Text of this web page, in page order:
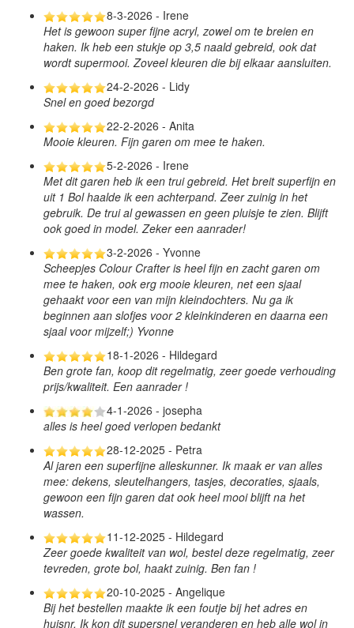
8-3-2026 - Irene
Het is gewoon super fijne acryl, zowel om te breien en
haken. Ik heb een stukje op 3,5 naald gebreid, ook dat
wordt supermooi. Zoveel kleuren die bij elkaar aansluiten.
24-2-2026 - Lidy
Snel en goed bezorgd
22-2-2026 - Anita
Mooie kleuren. Fijn garen om mee te haken.
5-2-2026 - Irene
Met dit garen heb ik een trui gebreid. Het breit superfijn en
uit 1 Bol haalde ik een achterpand. Zeer zuinig in het
gebruik. De trui al gewassen en geen pluisje te zien. Blijft
ook goed in model. Zeker een aanrader!
3-2-2026 - Yvonne
Scheepjes Colour Crafter is heel fijn en zacht garen om
mee te haken, ook erg mooie kleuren, net een sjaal
gehaakt voor een van mijn kleindochters. Nu ga ik
beginnen aan slofjes voor 2 kleinkinderen en daarna een
sjaal voor mijzelf;) Yvonne
18-1-2026 - Hildegard
Ben grote fan, koop dit regelmatig, zeer goede verhouding
prijs/kwaliteit. Een aanrader !
4-1-2026 - josepha
alles is heel goed verlopen bedankt
28-12-2025 - Petra
Al jaren een superfijne alleskunner. Ik maak er van alles
mee: dekens, sleutelhangers, tasjes, decoraties, sjaals,
gewoon een fijn garen dat ook heel mooi blijft na het
wassen.
11-12-2025 - Hildegard
Zeer goede kwaliteit van wol, bestel deze regelmatig, zeer
tevreden, grote bol, haakt zuinig. Ben fan !
20-10-2025 - Angelique
Bij het bestellen maakte ik een foutje bij het adres en
huisnr. Ik kon dit supersnel veranderen en heb alle wol in